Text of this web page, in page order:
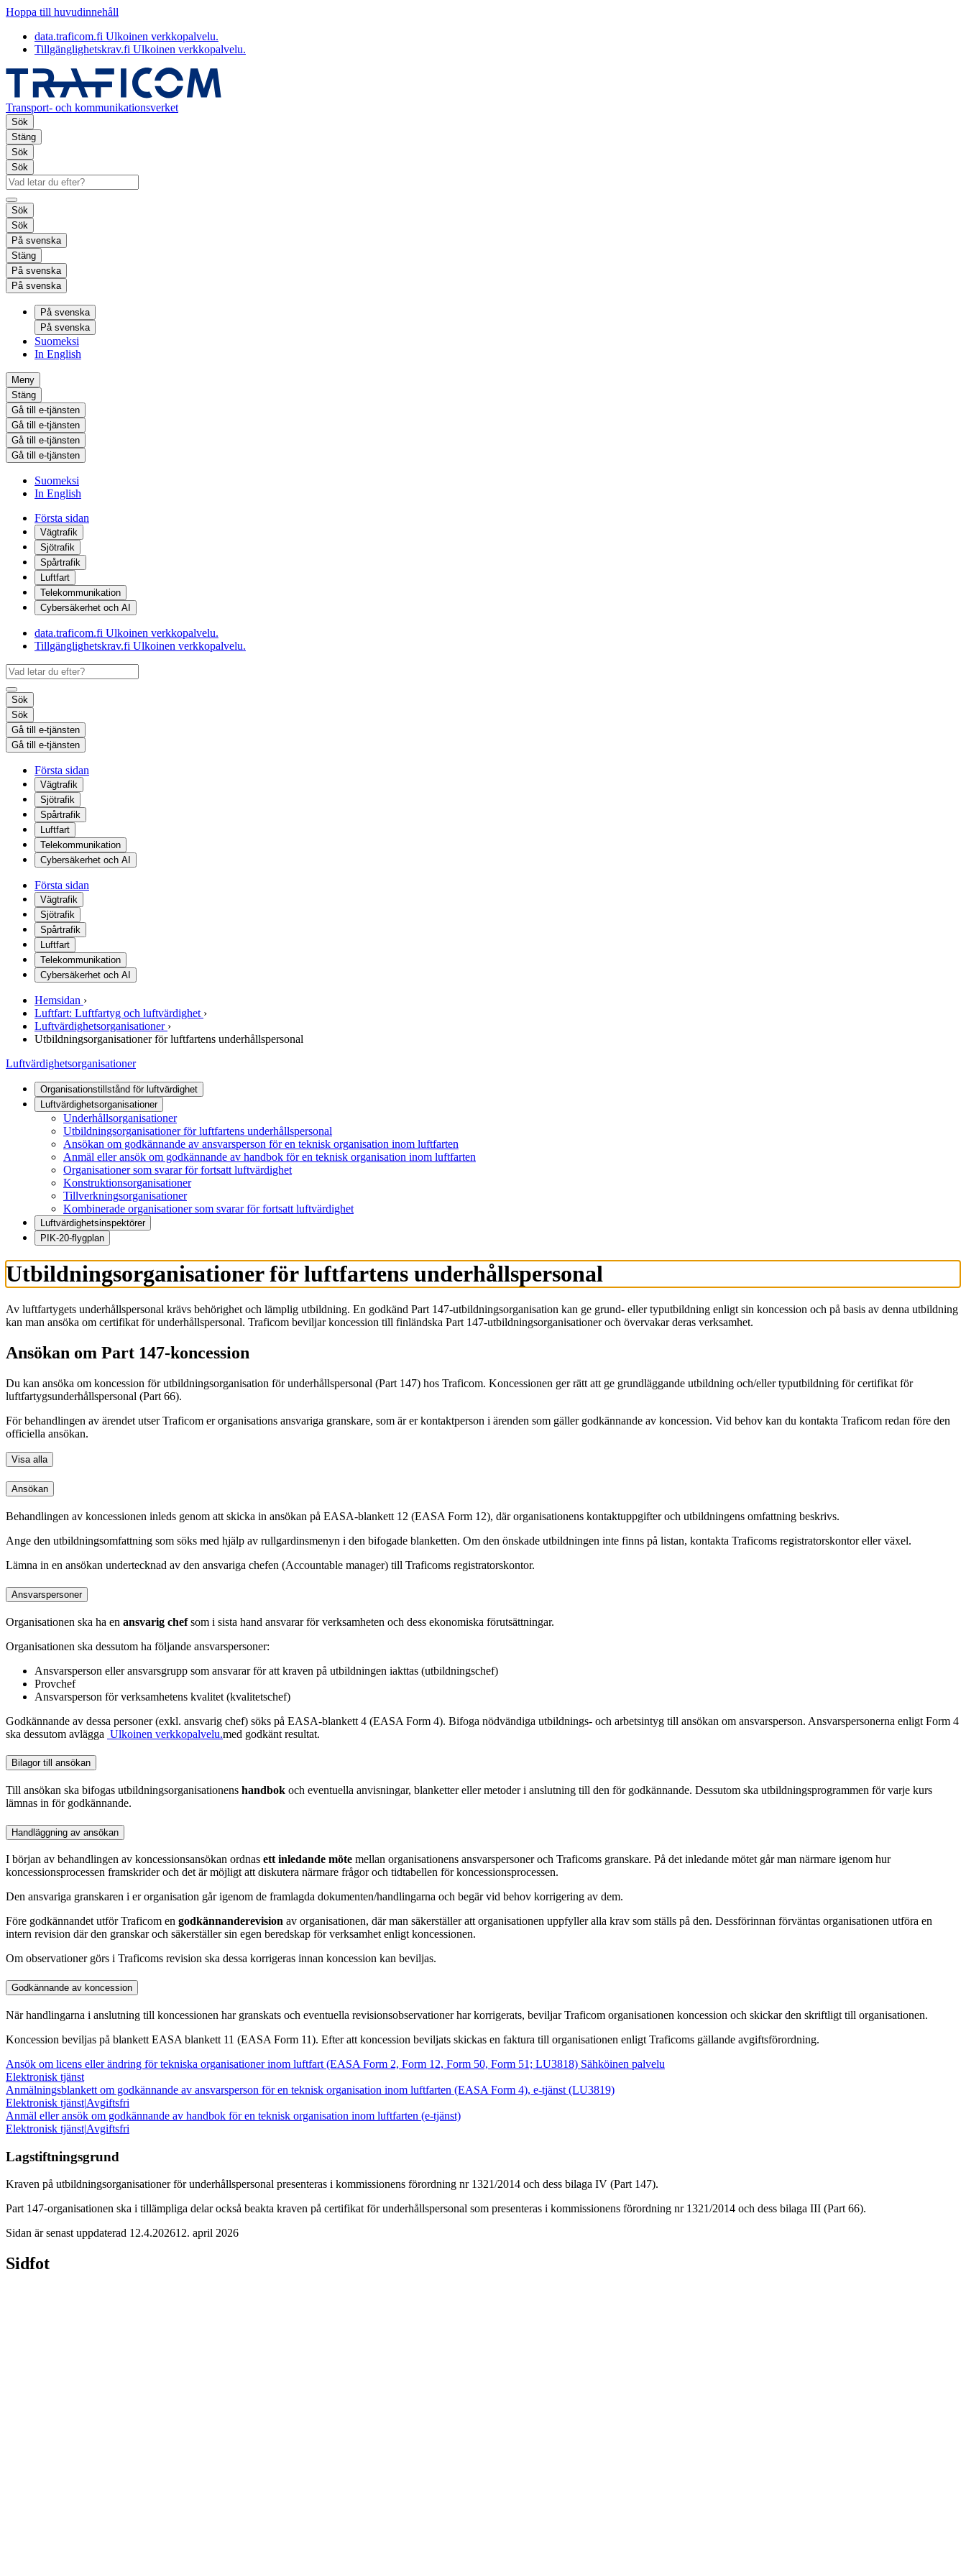
Hoppa till huvudinnehåll
data.traficom.fi Ulkoinen verkkopalvelu.
Tillgänglighetskrav.fi Ulkoinen verkkopalvelu.
Transport- och kommunikationsverket
Sök
Stäng
Sök
Sök
Sök
Sök
På svenska
Stäng
På svenska
På svenska
På svenska
På svenska
Suomeksi
In English
Meny
Stäng
Gå till e-tjänsten
Gå till e-tjänsten
Gå till e-tjänsten
Gå till e-tjänsten
Suomeksi
In English
Första sidan
Vägtrafik
Sjötrafik
Spårtrafik
Luftfart
Telekommunikation
Cybersäkerhet och AI
data.traficom.fi Ulkoinen verkkopalvelu.
Tillgänglighetskrav.fi Ulkoinen verkkopalvelu.
Sök
Sök
Gå till e-tjänsten
Gå till e-tjänsten
Första sidan
Vägtrafik
Sjötrafik
Spårtrafik
Luftfart
Telekommunikation
Cybersäkerhet och AI
Första sidan
Vägtrafik
Sjötrafik
Spårtrafik
Luftfart
Telekommunikation
Cybersäkerhet och AI
Hemsidan ›
Luftfart: Luftfartyg och luftvärdighet ›
Luftvärdighetsorganisationer ›
Utbildningsorganisationer för luftfartens underhållspersonal
Luftvärdighetsorganisationer
Organisationstillstånd för luftvärdighet
Luftvärdighetsorganisationer
Underhållsorganisationer
Utbildningsorganisationer för luftfartens underhållspersonal
Ansökan om godkännande av ansvarsperson för en teknisk organisation inom luftfarten
Anmäl eller ansök om godkännande av handbok för en teknisk organisation inom luftfarten
Organisationer som svarar för fortsatt luftvärdighet
Konstruktionsorganisationer
Tillverkningsorganisationer
Kombinerade organisationer som svarar för fortsatt luftvärdighet
Luftvärdighetsinspektörer
PIK-20-flygplan
Utbildningsorganisationer för luftfartens underhållspersonal
Av luftfartygets underhållspersonal krävs behörighet och lämplig utbildning. En godkänd Part 147-utbildningsorganisation kan ge grund- eller typutbildning enligt sin koncession och på basis av denna utbildning
kan man ansöka om certifikat för underhållspersonal. Traficom beviljar koncession till finländska Part 147-utbildningsorganisationer och övervakar deras verksamhet.
Ansökan om Part 147-koncession
Du kan ansöka om koncession för utbildningsorganisation för underhållspersonal (Part 147) hos Traficom. Koncessionen ger rätt att ge grundläggande utbildning och/eller typutbildning för certifikat för
luftfartygsunderhållspersonal (Part 66).
För behandlingen av ärendet utser Traficom er organisations ansvariga granskare, som är er kontaktperson i ärenden som gäller godkännande av koncession. Vid behov kan du kontakta Traficom redan före den
officiella ansökan.
Visa alla
Ansökan
Behandlingen av koncessionen inleds genom att skicka in ansökan på EASA-blankett 12 (EASA Form 12), där organisationens kontaktuppgifter och utbildningens omfattning beskrivs.
Ange den utbildningsomfattning som söks med hjälp av rullgardinsmenyn i den bifogade blanketten. Om den önskade utbildningen inte finns på listan, kontakta Traficoms registratorskontor eller växel.
Lämna in en ansökan undertecknad av den ansvariga chefen (Accountable manager) till Traficoms registratorskontor.
Ansvarspersoner
Organisationen ska ha en ansvarig chefsom i sista hand ansvarar för verksamheten och dess ekonomiska förutsättningar.
Organisationen ska dessutom ha följande ansvarspersoner:
Ansvarsperson eller ansvarsgrupp som ansvarar för att kraven på utbildningen iakttas (utbildningschef)
Provchef
Ansvarsperson för verksamhetens kvalitet (kvalitetschef)
Godkännande av dessa personer (exkl. ansvarig chef) söks på EASA-blankett 4 (EASA Form 4). Bifoga nödvändiga utbildnings- och arbetsintyg till ansökan om ansvarsperson. Ansvarspersonerna enligt Form 4
ska dessutom avlägga Ulkoinen verkkopalvelu.med godkänt resultat.
Bilagor till ansökan
Till ansökan ska bifogas utbildningsorganisationens handbok och eventuella anvisningar, blanketter eller metoder i anslutning till den för godkännande. Dessutom ska utbildningsprogrammen för varje kurs
lämnas in för godkännande.
Handläggning av ansökan
I början av behandlingen av koncessionsansökan ordnas ett inledande möte mellan organisationens ansvarspersoner och Traficoms granskare. På det inledande mötet går man närmare igenom hur
koncessionsprocessen framskrider och det är möjligt att diskutera närmare frågor och tidtabellen för koncessionsprocessen.
Den ansvariga granskaren i er organisation går igenom de framlagda dokumenten/handlingarna och begär vid behov korrigering av dem.
Före godkännandet utför Traficom en godkännanderevision av organisationen, där man säkerställer att organisationen uppfyller alla krav som ställs på den. Dessförinnan förväntas organisationen utföra en
intern revision där den granskar och säkerställer sin egen beredskap för verksamhet enligt koncessionen.
Om observationer görs i Traficoms revision ska dessa korrigeras innan koncession kan beviljas.
Godkännande av koncession
När handlingarna i anslutning till koncessionen har granskats och eventuella revisionsobservationer har korrigerats, beviljar Traficom organisationen koncession och skickar den skriftligt till organisationen.
Koncession beviljas på blankett EASA blankett 11 (EASA Form 11). Efter att koncession beviljats skickas en faktura till organisationen enligt Traficoms gällande avgiftsförordning.
Ansök om licens eller ändring för tekniska organisationer inom luftfart (EASA Form 2, Form 12, Form 50, Form 51; LU3818) Sähköinen palvelu
Elektronisk tjänst
Anmälningsblankett om godkännande av ansvarsperson för en teknisk organisation inom luftfarten (EASA Form 4), e-tjänst (LU3819)
Elektronisk tjänst|Avgiftsfri
Anmäl eller ansök om godkännande av handbok för en teknisk organisation inom luftfarten (e-tjänst)
Elektronisk tjänst|Avgiftsfri
Lagstiftningsgrund
Kraven på utbildningsorganisationer för underhållspersonal presenteras i kommissionens förordning nr 1321/2014 och dess bilaga IV (Part 147).
Part 147-organisationen ska i tillämpliga delar också beakta kraven på certifikat för underhållspersonal som presenteras i kommissionens förordning nr 1321/2014 och dess bilaga III (Part 66).
Sidan är senast uppdaterad 12.4.202612. april 2026
Sidfot